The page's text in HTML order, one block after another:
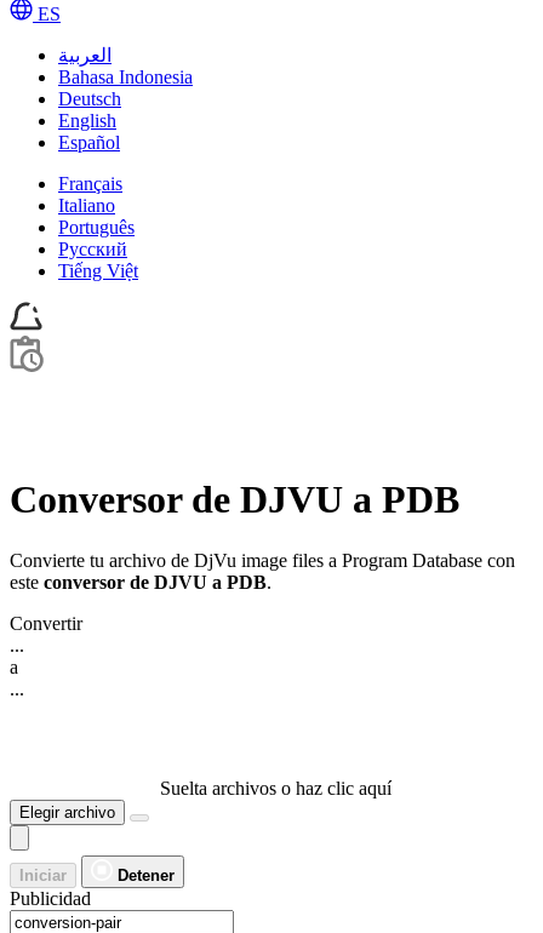
ES
العربية
Bahasa Indonesia
Deutsch
English
Español
Français
Italiano
Português
Pусский
Tiếng Việt
Conversor de DJVU a PDB
Convierte tu archivo de DjVu image files a Program Database con
este conversor de DJVU a PDB.
Convertir
...
a
...
Suelta archivos o haz clic aquí
Elegir archivo
Iniciar Detener
Publicidad